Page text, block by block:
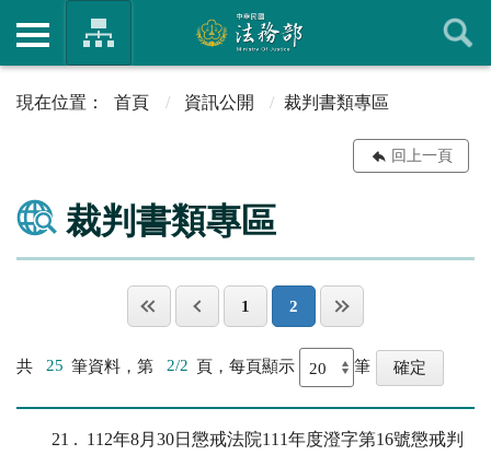
首頁 資訊公開 裁判書類專區
回上一頁
裁判書類專區
1 2
共 25 筆資料，第 2/2 頁，每頁顯示 筆
21
112年8月30日懲戒法院111年度澄字第16號懲戒判